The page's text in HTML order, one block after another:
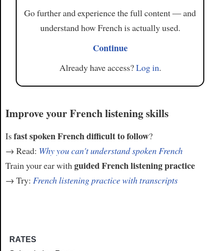
Go further and experience the full content — and
understand how French is actually used.
Continue
Already have access?Log in.
Improve your French listening skills
Isfast spoken French difficult to follow?
→ Read: Why you can't understand spoken French
Train your ear with guided French listening practice
→ Try: French listening practice with transcripts
RATES